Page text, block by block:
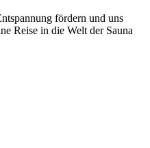
fördern und uns
Reise in die Welt der Sauna